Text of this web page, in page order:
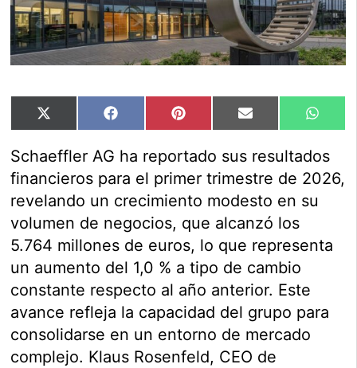
Compartir
en
X
(Twitter)
Compartir
en
Facebook Compartir
en
Pinterest Compartir
en
Email
en
Schaeffler AG ha reportado sus resultados
financieros para el primer trimestre de 2026,
revelando un crecimiento modesto en su
volumen de negocios, que alcanzó los
5.764 millones de euros, lo que representa
un aumento del 1,0 % a tipo de cambio
constante respecto al año anterior. Este
avance refleja la capacidad del grupo para
consolidarse en un entorno de mercado
complejo. Klaus Rosenfeld, CEO de